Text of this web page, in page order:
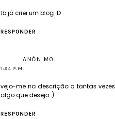
tb já criei um blog :D
RESPONDER
ANÓNIMO
1:24 P.M.
vejo-me na descrição q tantas
algo que desejo :)
RESPONDER